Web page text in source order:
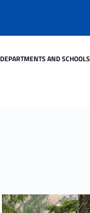
DEPARTMENTS AND SCHOOLS